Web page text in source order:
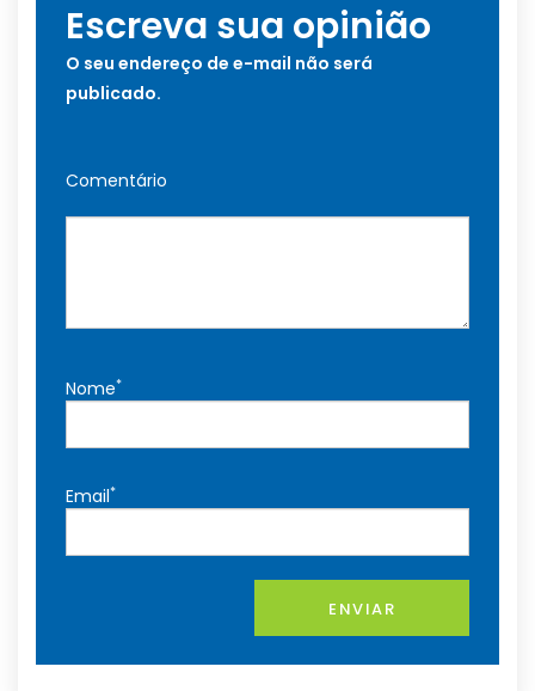
Escreva sua opinião
O seu endereço de e-mail não será
publicado.
Comentário
Nome*
Email*
ENVIAR